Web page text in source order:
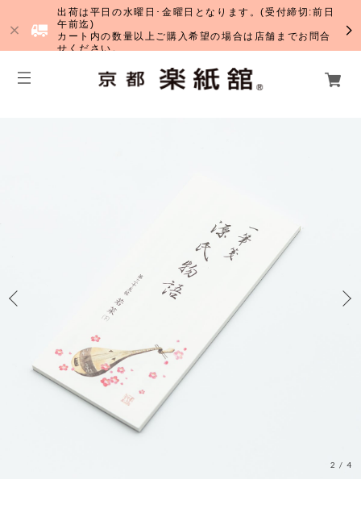
出荷は平日の水曜日･金曜日となります。(受付締切:前日
午前迄)
カート内の数量以上ご購入希望の場合は店舗までお問合
せください。
2 /4